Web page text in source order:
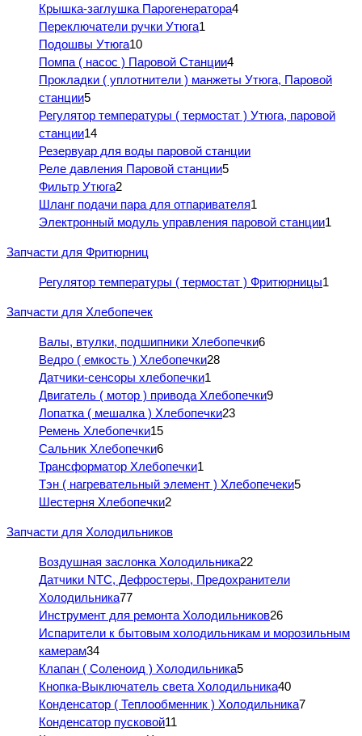
Крышка-заглушка Парогенератора4
Переключатели ручки Утюга1
Подошвы Утюга10
Помпа ( насос ) Паровой Станции4
Прокладки ( уплотнители ) манжеты Утюга, Паровой
станции5
Регулятор температуры ( термостат ) Утюга, паровой
станции14
Резервуар для воды паровой станции
Реле давления Паровой станции5
Фильтр Утюга2
Шланг подачи пара для отпаривателя1
Электронный модуль управления паровой станции1
Запчасти для Фритюрниц
Регулятор температуры ( термостат ) Фритюрницы1
Запчасти для Хлебопечек
Валы, втулки, подшипники Хлебопечки6
Ведро ( емкость ) Хлебопечки28
Датчики-сенсоры хлебопечки1
Двигатель ( мотор ) привода Хлебопечки9
Лопатка ( мешалка ) Хлебопечки23
Ремень Хлебопечки15
Сальник Хлебопечки6
Трансформатор Хлебопечки1
Тэн ( нагревательный элемент ) Хлебопечеки5
Шестерня Хлебопечки2
Запчасти для Холодильников
Воздушная заслонка Холодильника22
Датчики NTC, Дефростеры, Предохранители
Холодильника77
Инструмент для ремонта Холодильников26
Испарители к бытовым холодильникам и морозильным
камерам34
Клапан ( Соленоид ) Холодильника5
Кнопка-Выключатель света Холодильника40
Конденсатор ( Теплообменник ) Холодильника7
Конденсатор пусковой11